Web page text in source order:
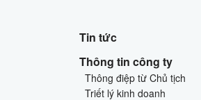
Tin tức
Thông tin công ty
Thông điệp từ Chủ tịch
Triết lý kinh doanh